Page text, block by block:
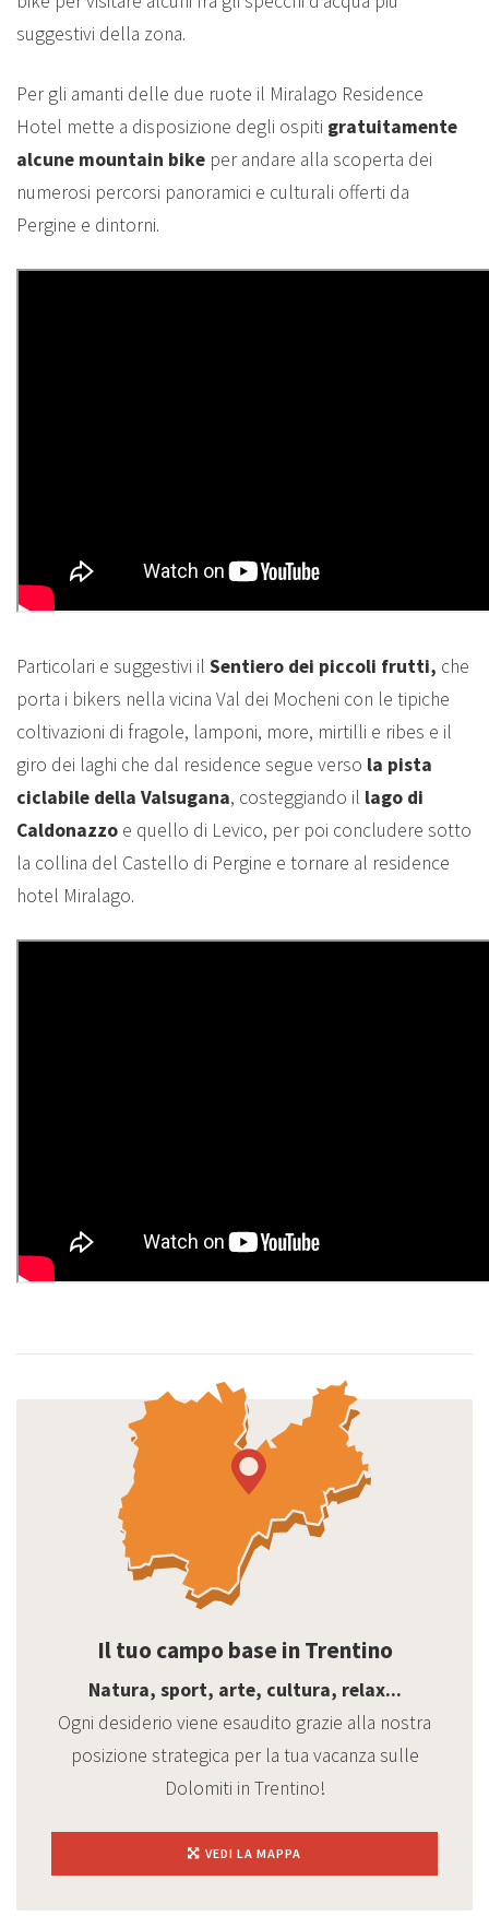
suggestivi della zona.
Per gli amanti delle due ruote il Miralago Residence
Hotel mette a disposizione degli ospiti gratuitamente
alcune mountain bike per andare alla scoperta dei
numerosi percorsi panoramici e culturali offerti da
Pergine e dintorni.
Particolari e suggestivi il Sentiero dei piccoli frutti, che
porta i bikers nella vicina Val dei Mocheni con le tipiche
coltivazioni di fragole, lamponi, more, mirtilli e ribes e il
giro dei laghi che dal residence segue verso la pista
ciclabile della Valsugana, costeggiando il lago di
Caldonazzo e quello di Levico, per poi concludere sotto
la collina del Castello di Pergine e tornare al residence
hotel Miralago.
Il tuo campo base in Trentino
Natura, sport, arte, cultura, relax...
Ogni desiderio viene esaudito grazie alla nostra
posizione strategica per la tua vacanza sulle
Dolomiti in Trentino!
VEDI LA MAPPA